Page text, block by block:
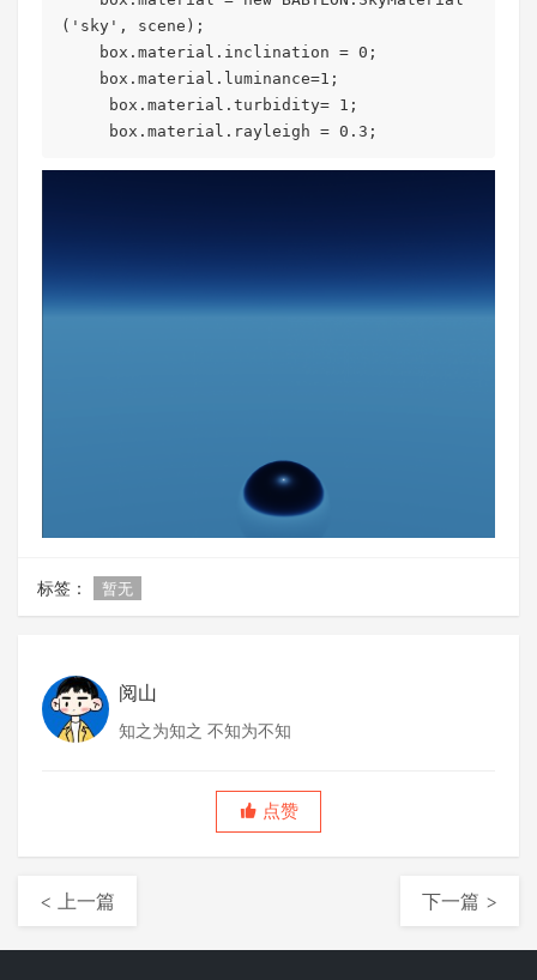
('sky', scene);
     box.material.rayleigh = 0.3;
标签： 暂无
阅山
知之为知之 不知为不知
点赞
< 上一篇 下一篇 >